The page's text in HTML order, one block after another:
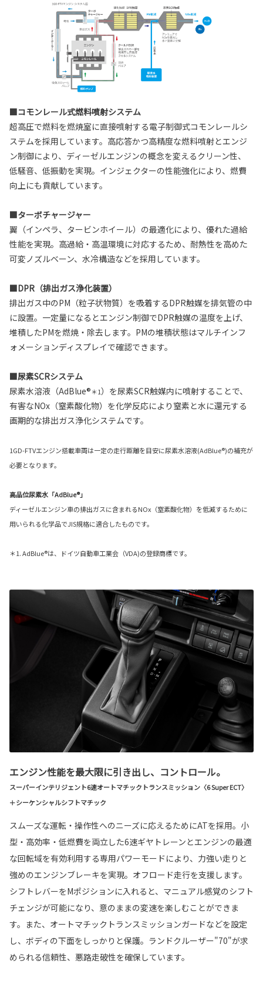
■コモンレール式燃料噴射システム
超高圧で燃料を燃焼室に直接噴射する電子制御式コモンレールシ
ステムを採用しています。高応答かつ高精度な燃料噴射とエンジ
ン制御により、ディーゼルエンジンの概念を変えるクリーン性、
低騒音、低振動を実現。インジェクターの性能強化により、燃費
向上にも貢献しています。
■ターボチャージャー
翼（インペラ、タービンホイール）の最適化により、優れた過給
性能を実現。高過給・高温環境に対応するため、耐熱性を高めた
可変ノズルベーン、水冷構造などを採用しています。
■DPR（排出ガス浄化装置）
排出ガス中のPM（粒子状物質）を吸着するDPR触媒を排気管の中
に設置。一定量になるとエンジン制御でDPR触媒の温度を上げ、
堆積したPMを燃焼・除去します。PMの堆積状態はマルチインフ
ォメーションディスプレイで確認できます。
■尿素SCRシステム
尿素水溶液（AdBlue®＊1）を尿素SCR触媒内に噴射することで、
有害なNOx（窒素酸化物）を化学反応により窒素と水に還元する
画期的な排出ガス浄化システムです。
1GD-FTVエンジン搭載車両は一定の走行距離を目安に尿素水溶液(AdBlue®)の補充が
必要となります。
高品位尿素水「AdBlue®」
ディーゼルエンジン車の排出ガスに含まれるNOx（窒素酸化物）を低減するために
用いられる化学品でJIS規格に適合したものです。
＊1. AdBlue®は、ドイツ自動車工業会（VDA)の登録商標です。
エンジン性能を最大限に引き出し、コントロール。
スーパーインテリジェント6速オートマチックトランスミッション〈6 Super ECT〉
＋シーケンシャルシフトマチック
スムーズな運転・操作性へのニーズに応えるためにATを採用。小
型・高効率・低燃費を両立した6速ギヤトレーンとエンジンの最適
な回転域を有効利用する専用パワーモードにより、力強い走りと
強めのエンジンブレーキを実現。オフロード走行を支援します。
シフトレバーをMポジションに入れると、マニュアル感覚のシフト
チェンジが可能になり、意のままの変速を楽しむことができま
す。また、オートマチックトランスミッションガードなどを設定
し、ボディの下面をしっかりと保護。ランドクルーザー"70"が求
められる信頼性、悪路走破性を確保しています。